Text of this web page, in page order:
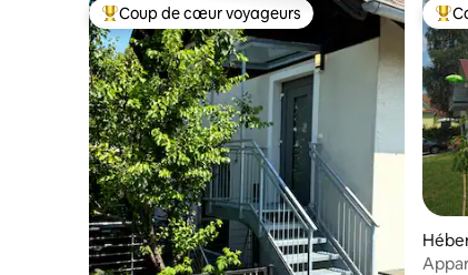
Coups de cœur voyageurs les plus appréciés
Coup de cœur voyageurs